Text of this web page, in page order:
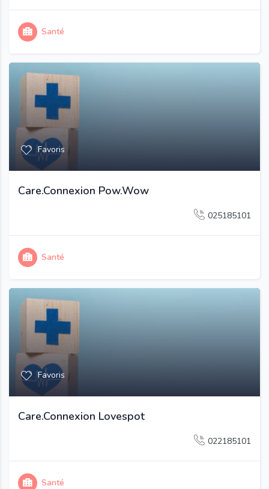
Santé
Favoris
Care.Connexion Pow.Wow
025185101
Santé
Favoris
Care.Connexion Lovespot
022185101
Santé